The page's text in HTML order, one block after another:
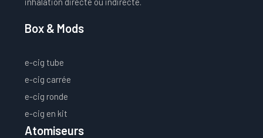
Box & Mods
e-cig tube
e-cig carrée
e-cig ronde
e-cig en kit
Atomiseurs